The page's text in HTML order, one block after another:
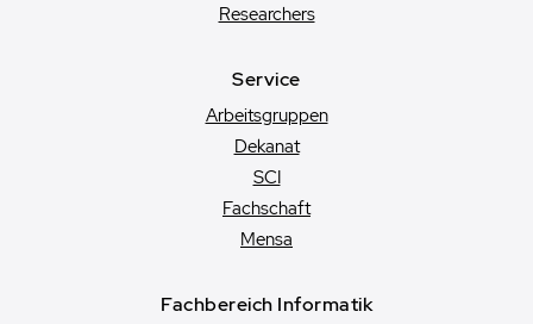
Researchers
Service
Arbeitsgruppen
Dekanat
SCI
Fachschaft
Mensa
Fachbereich Informatik